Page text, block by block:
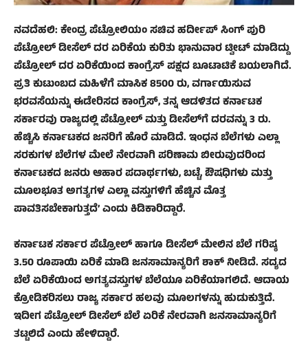
ನವದೆಹಲಿ: ಕೇಂದ್ರ ಪೆಟ್ರೋಲಿಯಂ ಸಚಿವ ಹರ್ದೀಪ್‌ ಸಿಂಗ್‌ ಪುರಿ
ಪೆಟ್ರೋಲ್ ಡೀಸೆಲ್ ದರ ಏರಿಕೆಯ ಕುರಿತು ಭಾನುವಾರ ಟ್ವೀಟ್‌ ಮಾಡಿದ್ದು
ಪೆಟ್ರೋಲ್‌ ದರ ಏರಿಕೆಯಿಂದ ಕಾಂಗ್ರೆಸ್‌ ಪಕ್ಷದ ಬೂಟಾಟಿಕೆ ಬಯಲಾಗಿದೆ.
ಪ್ರತಿ ಕುಟುಂಬದ ಮಹಿಳೆಗೆ ಮಾಸಿಕ 8500 ರು, ವರ್ಗಾಯಿಸುವ
ಭರವಸೆಯನ್ನು ಈಡೇರಿಸದ ಕಾಂಗ್ರೆಸ್‌, ತನ್ನ ಆಡಳಿತದ ಕರ್ನಾಟಕ
ಸರ್ಕಾರವು ರಾಜ್ಯದಲ್ಲಿ ಪೆಟ್ರೋಲ್ ಮತ್ತು ಡೀಸೆಲ್‌ಗೆ ದರವನ್ನು 3 ರು.
ಹೆಚ್ಚಿಸಿ ಕರ್ನಾಟಕದ ಜನರಿಗೆ ಹೊರೆ ಮಾಡಿದೆ. ಇಂಧನ ಬೆಲೆಗಳು ಎಲ್ಲಾ
ಸರಕುಗಳ ಬೆಲೆಗಳ ಮೇಲೆ ನೇರವಾಗಿ ಪರಿಣಾಮ ಬೀರುವುದರಿಂದ
ಕರ್ನಾಟಕದ ಜನರು ಆಹಾರ ಪದಾರ್ಥಗಳು, ಬಟ್ಟೆ, ಔಷಧಿಗಳು ಮತ್ತು
ಮೂಲಭೂತ ಅಗತ್ಯಗಳ ಎಲ್ಲಾ ವಸ್ತುಗಳಿಗೆ ಹೆಚ್ಚಿನ ಮೊತ್ತ
ಪಾವತಿಸಬೇಕಾಗುತ್ತದೆ’ ಎಂದು ಕಿಡಿಕಾರಿದ್ದಾರೆ.
ಕರ್ನಾಟಕ ಸರ್ಕಾರ ಪೆಟ್ರೋಲ್ ಹಾಗೂ ಡೀಸೆಲ್ ಮೇಲಿನ ಬೆಲೆ ಗರಿಷ್ಠ
3.50 ರೂಪಾಯಿ ಏರಿಕೆ ಮಾಡಿ ಜನಸಾಮಾನ್ಯರಿಗೆ ಶಾಕ್ ನೀಡಿದೆ. ಸದ್ಯದ
ಬೆಲೆ ಏರಿಕೆಯಿಂದ ಅಗತ್ಯವಸ್ತುಗಳ ಬೆಲೆಯೂ ಏರಿಕೆಯಾಗಲಿದೆ. ಆದಾಯ
ಕ್ರೋಡಿಕರಿಸಲು ರಾಜ್ಯ ಸರ್ಕಾರ ಹಲವು ಮೂಲಗಳನ್ನು ಹುಡುಕುತ್ತಿದೆ.
ಇದೀಗ ಪೆಟ್ರೋಲ್ ಡೀಸೆಲ್ ಬೆಲೆ ಏರಿಕೆ ನೇರವಾಗಿ ಜನಸಾಮಾನ್ಯರಿಗೆ
ತಟ್ಟಲಿದೆ ಎಂದು ಹೇಳಿದ್ದಾರೆ.